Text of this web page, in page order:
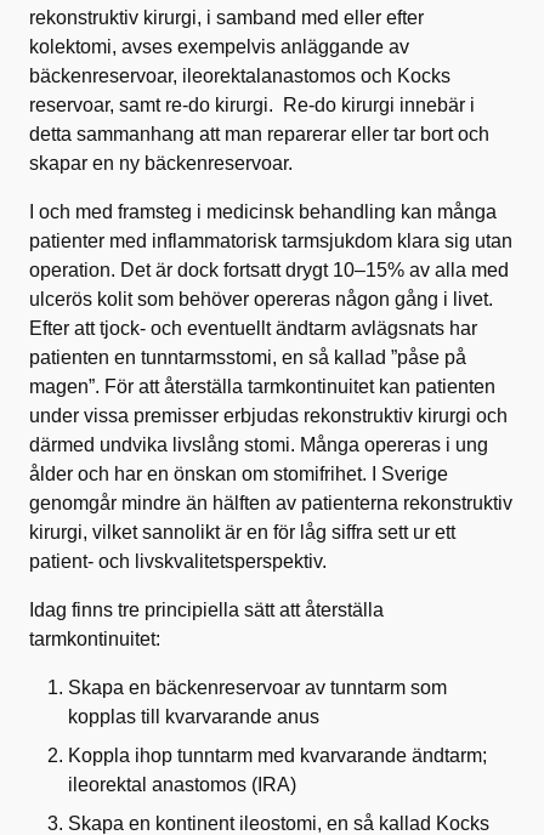
rekonstruktiv kirurgi, i samband med eller efter
kolektomi, avses exempelvis anläggande av
bäckenreservoar, ileorektalanastomos och Kocks
reservoar, samt re-do kirurgi. Re-do kirurgi innebär i
detta sammanhang att man reparerar eller tar bort och
skapar en ny bäckenreservoar.
I och med framsteg i medicinsk behandling kan många
patienter med inflammatorisk tarmsjukdom klara sig utan
operation. Det är dock fortsatt drygt 10–15% av alla med
ulcerös kolit som behöver opereras någon gång i livet.
Efter att tjock- och eventuellt ändtarm avlägsnats har
patienten en tunntarmsstomi, en så kallad ”påse på
magen”. För att återställa tarmkontinuitet kan patienten
under vissa premisser erbjudas rekonstruktiv kirurgi och
därmed undvika livslång stomi. Många opereras i ung
ålder och har en önskan om stomifrihet. I Sverige
genomgår mindre än hälften av patienterna rekonstruktiv
kirurgi, vilket sannolikt är en för låg siffra sett ur ett
patient- och livskvalitetsperspektiv.
Idag finns tre principiella sätt att återställa
tarmkontinuitet:
Skapa en bäckenreservoar av tunntarm som
kopplas till kvarvarande anus
Koppla ihop tunntarm med kvarvarande ändtarm;
ileorektal anastomos (IRA)
Skapa en kontinent ileostomi, en så kallad Kocks